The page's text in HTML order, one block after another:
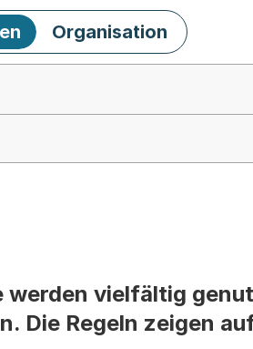
Organisation
werden vielfältig
Die Regeln zeigen